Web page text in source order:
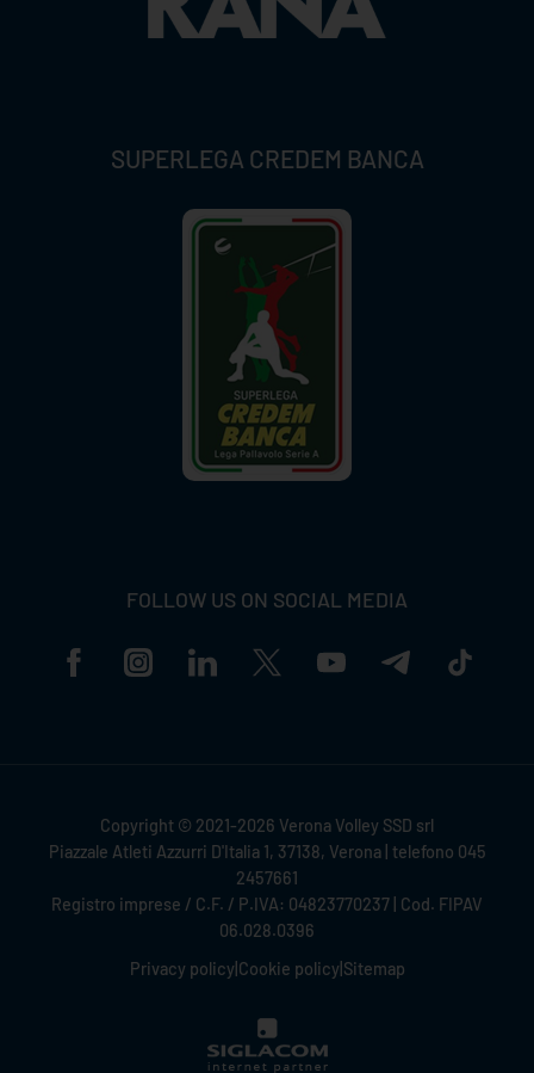
SUPERLEGA CREDEM BANCA
FOLLOW US ON SOCIAL MEDIA
Copyright © 2021-2026 Verona Volley SSD srl
Piazzale Atleti Azzurri D'Italia 1, 37138, Verona | telefono 045
2457661
Registro imprese / C.F. / P.IVA: 04823770237 | Cod. FIPAV
06.028.0396
Privacy policy Cookie policy Sitemap